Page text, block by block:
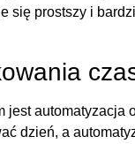
się prostszy i
jest
dzień, a